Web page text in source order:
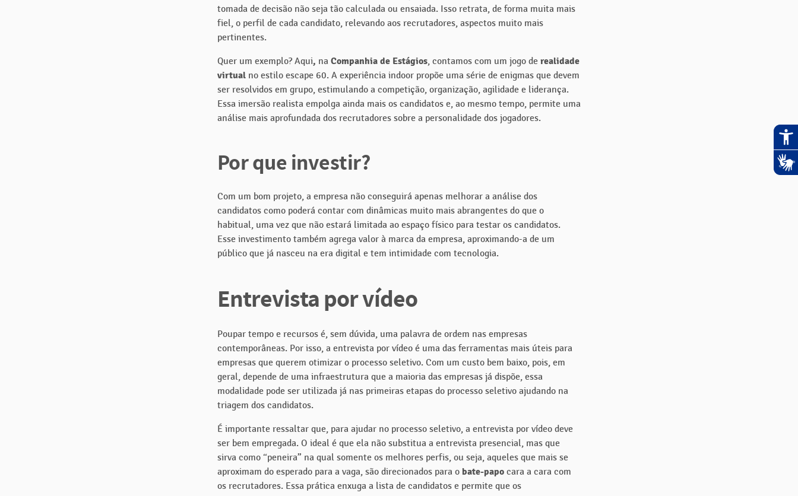
tomada de decisão não seja tão calculada ou ensaiada. Isso retrata, de forma muita mais
fiel, o perfil de cada candidato, relevando aos recrutadores, aspectos muito mais
pertinentes.
Quer um exemplo? Aqui, na Companhia de Estágios, contamos com um jogo de realidade
virtualno estilo escape 60. A experiência indoor propõe uma série de enigmas que devem
ser resolvidos em grupo, estimulando a competição, organização, agilidade e liderança.
Essa imersão realista empolga ainda mais os candidatos e, ao mesmo tempo, permite uma
análise mais aprofundada dos recrutadores sobre a personalidade dos jogadores.
Por que investir?
Com um bom projeto, a empresa não conseguirá apenas melhorar a análise dos
candidatos como poderá contar com dinâmicas muito mais abrangentes do que o
habitual, uma vez que não estará limitada ao espaço físico para testar os candidatos.
Esse investimento também agrega valor à marca da empresa, aproximando-a de um
público que já nasceu na era digital e tem intimidade com tecnologia.
Entrevista por vídeo
Poupar tempo e recursos é, sem dúvida, uma palavra de ordem nas empresas
contemporâneas. Por isso, a entrevista por vídeo é uma das ferramentas mais úteis para
empresas que querem otimizar o processo seletivo. Com um custo bem baixo, pois, em
geral, depende de uma infraestrutura que a maioria das empresas já dispõe, essa
modalidade pode ser utilizada já nas primeiras etapas do processo seletivo ajudando na
triagem dos candidatos.
É importante ressaltar que, para ajudar no processo seletivo, a entrevista por vídeo deve
ser bem empregada. O ideal é que ela não substitua a entrevista presencial, mas que
sirva como “peneira” na qual somente os melhores perfis, ou seja, aqueles que mais se
aproximam do esperado para a vaga, são direcionados para o bate-papocara a cara com
os recrutadores. Essa prática enxuga a lista de candidatos e permite que os